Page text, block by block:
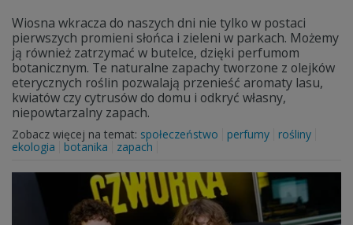
Wiosna wkracza do naszych dni nie tylko w postaci
pierwszych promieni słońca i zieleni w parkach. Możemy
ją również zatrzymać w butelce, dzięki perfumom
botanicznym. Te naturalne zapachy tworzone z olejków
eterycznych roślin pozwalają przenieść aromaty lasu,
kwiatów czy cytrusów do domu i odkryć własny,
niepowtarzalny zapach.
Zobacz więcej na temat: społeczeństwo perfumy
rośliny
ekologia
botanika zapach